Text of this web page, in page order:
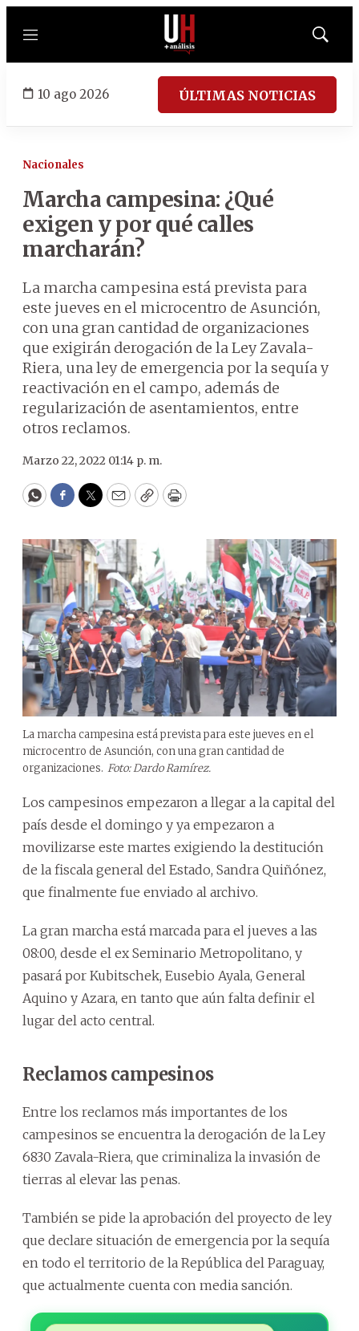
Menú
Mostrar
10 ago 2026 ÚLTIMAS NOTICIAS
Nacionales
Marcha campesina: ¿Qué
exigen y por qué calles
marcharán?
La marcha campesina está prevista para
este jueves en el microcentro de Asunción,
con una gran cantidad de organizaciones
que exigirán derogación de la Ley Zavala-
Riera, una ley de emergencia por la sequía y
reactivación en el campo, además de
regularización de asentamientos, entre
otros reclamos.
Marzo 22, 2022 01:14 p. m.
WhatsApp
Facebook
Twitter
EmailCopyPrint
La marcha campesina está prevista para este jueves en el
microcentro de Asunción, con una gran cantidad de
organizaciones. Foto: Dardo Ramírez.
Los campesinos empezaron a llegar a la capital del
país desde el domingo y ya empezaron a
movilizarse este martes exigiendo la destitución
de la fiscala general del Estado, Sandra Quiñónez,
que finalmente fue enviado al archivo.
La gran marcha está marcada para el jueves a las
08:00, desde el ex Seminario Metropolitano, y
pasará por Kubitschek, Eusebio Ayala, General
Aquino y Azara, en tanto que aún falta definir el
lugar del acto central.
Reclamos campesinos
Entre los reclamos más importantes de los
campesinos se encuentra la derogación de la Ley
6830 Zavala-Riera, que criminaliza la invasión de
tierras al elevar las penas.
También se pide la aprobación del proyecto de ley
que declare situación de emergencia por la sequía
en todo el territorio de la República del Paraguay,
que actualmente cuenta con media sanción.